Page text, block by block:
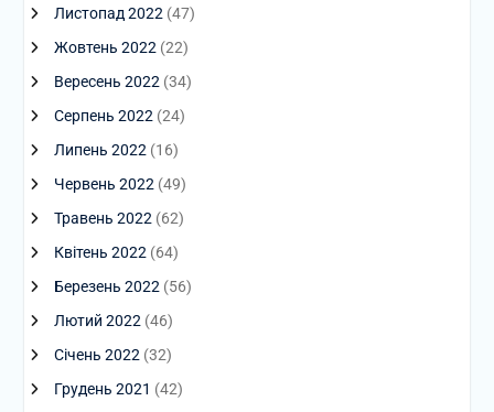
Листопад 2022 (47)
Жовтень 2022 (22)
Вересень 2022 (34)
Серпень 2022 (24)
Липень 2022 (16)
Червень 2022 (49)
Травень 2022 (62)
Квітень 2022 (64)
Березень 2022 (56)
Лютий 2022 (46)
Січень 2022 (32)
Грудень 2021 (42)